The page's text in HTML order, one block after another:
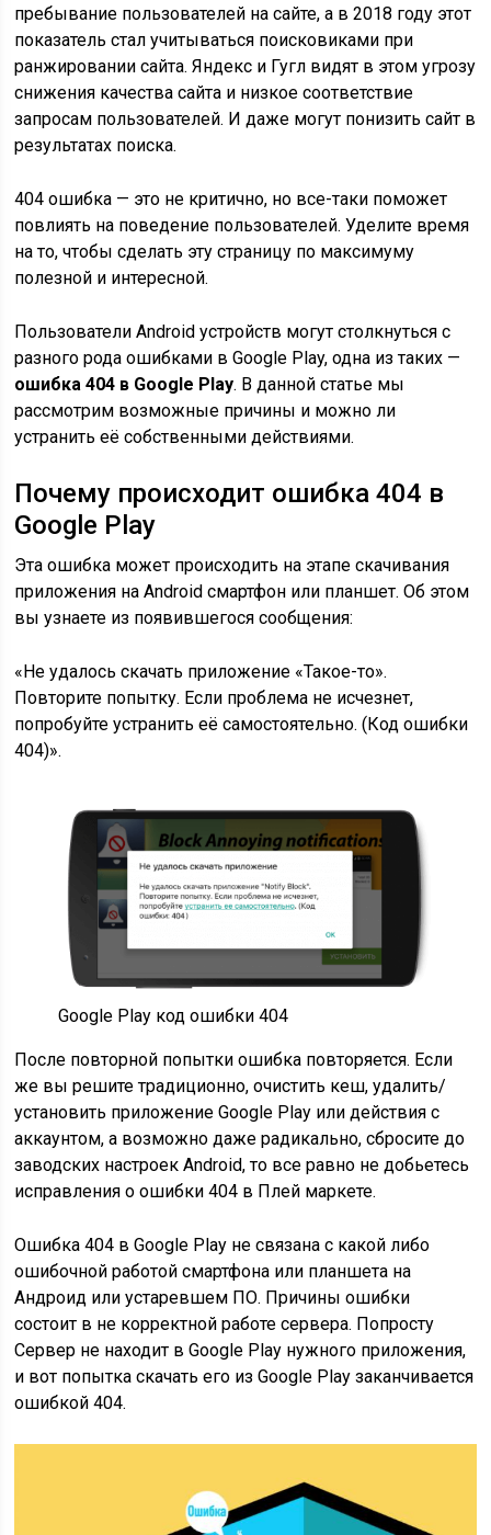
пребывание пользователей на сайте, а в 2018 году этот
показатель стал учитываться поисковиками при
ранжировании сайта. Яндекс и Гугл видят в этом угрозу
снижения качества сайта и низкое соответствие
запросам пользователей. И даже могут понизить сайт в
результатах поиска.
404 ошибка — это не критично, но все-таки поможет
повлиять на поведение пользователей. Уделите время
на то, чтобы сделать эту страницу по максимуму
полезной и интересной.
Пользователи Android устройств могут столкнуться с
разного рода ошибками в Google Play, одна из таких —
ошибка 404 в Google Play. В данной статье мы
рассмотрим возможные причины и можно ли
устранить её собственными действиями.
Почему происходит ошибка 404 в
Google Play
Эта ошибка может происходить на этапе скачивания
приложения на Android смартфон или планшет. Об этом
вы узнаете из появившегося сообщения:
«Не удалось скачать приложение «Такое-то».
Повторите попытку. Если проблема не исчезнет,
попробуйте устранить её самостоятельно. (Код ошибки
404)».
Google Play код ошибки 404
После повторной попытки ошибка повторяется. Если
же вы решите традиционно, очистить кеш, удалить/
установить приложение Google Play или действия с
аккаунтом, а возможно даже радикально, сбросите до
заводских настроек Android, то все равно не добьетесь
исправления о ошибки 404 в Плей маркете.
Ошибка 404 в Google Play не связана с какой либо
ошибочной работой смартфона или планшета на
Андроид или устаревшем ПО. Причины ошибки
состоит в не корректной работе сервера. Попросту
Сервер не находит в Google Play нужного приложения,
и вот попытка скачать его из Google Play заканчивается
ошибкой 404.